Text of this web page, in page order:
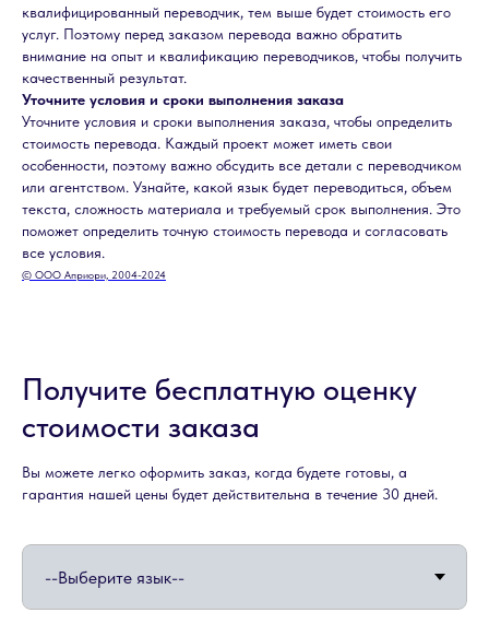
квалифицированный переводчик, тем выше будет стоимость его
услуг. Поэтому перед заказом перевода важно обратить
внимание на опыт и квалификацию переводчиков, чтобы получить
качественный результат.
Уточните условия и сроки выполнения заказа
Уточните условия и сроки выполнения заказа, чтобы определить
стоимость перевода. Каждый проект может иметь свои
особенности, поэтому важно обсудить все детали с переводчиком
или агентством. Узнайте, какой язык будет переводиться, объем
текста, сложность материала и требуемый срок выполнения. Это
поможет определить точную стоимость перевода и согласовать
все условия.
© ООО Априори, 2004-2024
Получите бесплатную оценку
стоимости заказа
Вы можете легко оформить заказ, когда будете готовы, а
гарантия нашей цены будет действительна в течение 30 дней.